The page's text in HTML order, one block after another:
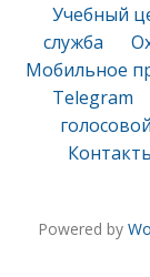
Учебный
служба
Мобильное
Telegram
Powered by